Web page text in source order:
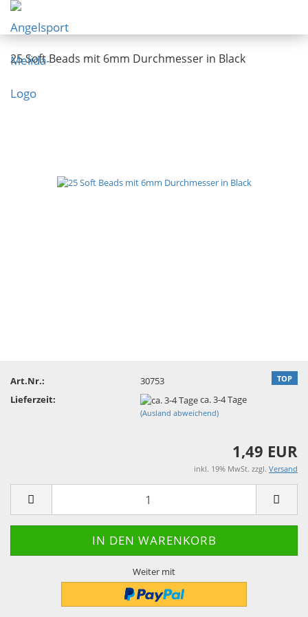
25 Soft Beads mit 6mm Durchmesser in Black
TOP
Art.Nr.:
30753
Lieferzeit:
ca. 3-4 Tage
(Ausland abweichend)
1,49 EUR
inkl. 19% MwSt. zzgl. Versand
Weiter mit